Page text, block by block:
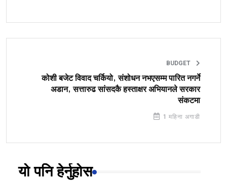
BUDGET
कोशी बजेट विवाद चर्कियो, संशोधन नभएसम्म पारित नगर्ने
अडान, सत्तारुढ सांसदकै हस्ताक्षर अभियानले सरकार
संकटमा
1 महिना अगाडी
यो पनि हेर्नुहोस